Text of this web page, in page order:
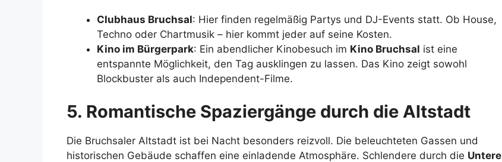
Clubhaus Bruchsal: Hier finden regelmäßig Partys und DJ-Events statt. Ob House,
Techno oder Chartmusik – hier kommt jeder auf seine Kosten.
Kino im Bürgerpark: Ein abendlicher Kinobesuch im Kino Bruchsal ist eine
entspannte Möglichkeit, den Tag ausklingen zu lassen. Das Kino zeigt sowohl
Blockbuster als auch Independent-Filme.
5. Romantische Spaziergänge durch die Altstadt
Die Bruchsaler Altstadt ist bei Nacht besonders reizvoll. Die beleuchteten Gassen und
historischen Gebäude schaffen eine einladende Atmosphäre. Schlendere durch die Untere